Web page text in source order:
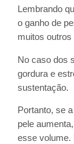
Lembrando
o ganho de
muitos outros
No caso dos
gordura e
sustentação.
Portanto, se
pele
esse volume.